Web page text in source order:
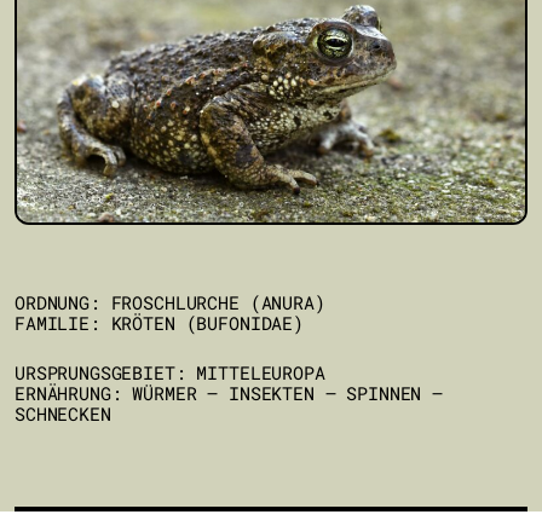
ORDNUNG: FROSCHLURCHE (ANURA)
FAMILIE: KRÖTEN (BUFONIDAE)
URSPRUNGSGEBIET: MITTELEUROPA
ERNÄHRUNG: WÜRMER – INSEKTEN – SPINNEN –
SCHNECKEN